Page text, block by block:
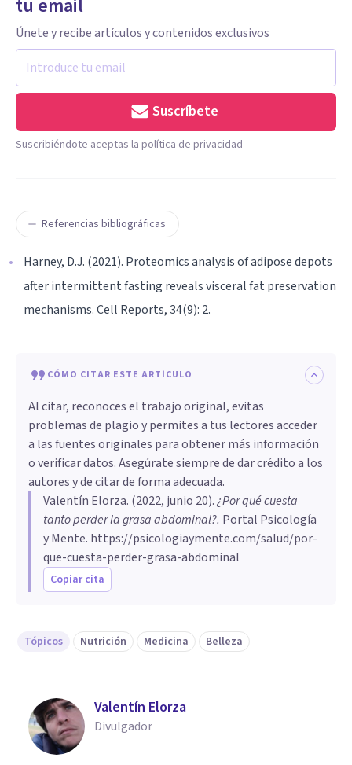
tu email
Únete y recibe artículos y contenidos exclusivos
Suscríbete
Suscribiéndote aceptas la política de privacidad
Referencias bibliográficas
Harney, D.J. (2021). Proteomics analysis of adipose depots
after intermittent fasting reveals visceral fat preservation
mechanisms. Cell Reports, 34(9): 2.
CÓMO CITAR ESTE ARTÍCULO
Al citar, reconoces el trabajo original, evitas
problemas de plagio y permites a tus lectores acceder
a las fuentes originales para obtener más información
o verificar datos. Asegúrate siempre de dar crédito a los
autores y de citar de forma adecuada.
Valentín Elorza. (2022, junio 20).¿Por qué cuesta
tanto perder la grasa abdominal?. Portal Psicología
y Mente. https://psicologiaymente.com/salud/por-
que-cuesta-perder-grasa-abdominal
Copiar cita
Tópicos Nutrición Medicina Belleza
Valentín Elorza
Divulgador